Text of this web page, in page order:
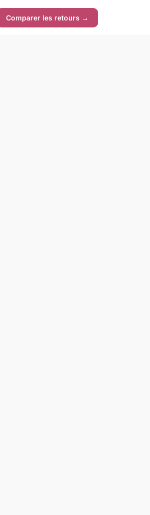
Comparer les retours →